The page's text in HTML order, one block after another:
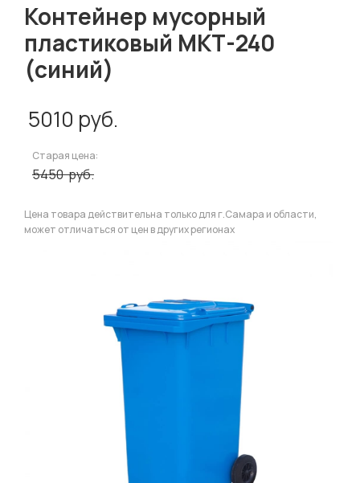
Контейнер мусорный
пластиковый МКТ-240
(синий)
5010 руб.
Старая цена:
5450руб.
Цена товара действительна только для г.Самара и области,
может отличаться от цен в других регионах